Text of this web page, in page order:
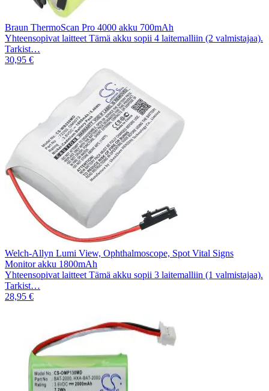
Braun ThermoScan Pro 4000 akku 700mAh
Yhteensopivat laitteet Tämä akku sopii 4 laitemalliin (2 valmistajaa).
Tarkist…
30,95 €
Welch-Allyn Lumi View, Ophthalmoscope, Spot Vital Signs
Monitor akku 1800mAh
Yhteensopivat laitteet Tämä akku sopii 3 laitemalliin (1 valmistajaa).
Tarkist…
28,95 €